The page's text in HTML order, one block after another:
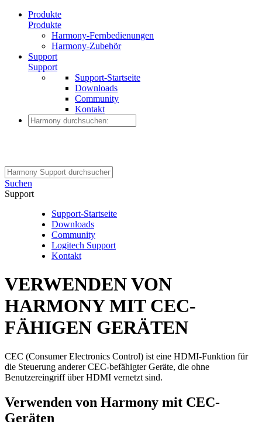
Produkte
Produkte
Harmony-Fernbedienungen
Harmony-Zubehör
Support
Support
Support-Startseite
Downloads
Community
Kontakt
Suchen
Support
Support-Startseite
Downloads
Community
Logitech Support
Kontakt
VERWENDEN VON
HARMONY MIT CEC-
FÄHIGEN GERÄTEN
CEC (Consumer Electronics Control) ist eine HDMI-Funktion für
die Steuerung anderer CEC-befähigter Geräte, die ohne
Benutzereingriff über HDMI vernetzt sind.
Verwenden von Harmony mit CEC-
Geräten